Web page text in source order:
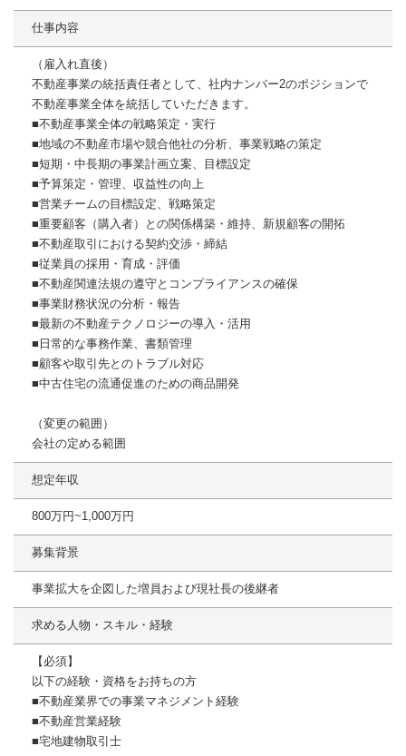
仕事内容
（雇入れ直後）
不動産事業の統括責任者として、社内ナンバー2のポジションで
不動産事業全体を統括していただきます。
■不動産事業全体の戦略策定・実行
■地域の不動産市場や競合他社の分析、事業戦略の策定
■短期・中長期の事業計画立案、目標設定
■予算策定・管理、収益性の向上
■営業チームの目標設定、戦略策定
■重要顧客（購入者）との関係構築・維持、新規顧客の開拓
■不動産取引における契約交渉・締結
■従業員の採用・育成・評価
■不動産関連法規の遵守とコンプライアンスの確保
■事業財務状況の分析・報告
■最新の不動産テクノロジーの導入・活用
■日常的な事務作業、書類管理
■顧客や取引先とのトラブル対応
■中古住宅の流通促進のための商品開発
（変更の範囲）
会社の定める範囲
想定年収
800万円~1,000万円
募集背景
事業拡大を企図した増員および現社長の後継者
求める人物・スキル・経験
【必須】
以下の経験・資格をお持ちの方
■不動産業界での事業マネジメント経験
■不動産営業経験
■宅地建物取引士